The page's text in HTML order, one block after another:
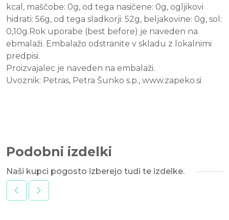
kcal, maščobe: 0g, od tega nasičene: 0g, ogljikovi
hidrati: 56g, od tega sladkorji: 52g, beljakovine: 0g, sol:
0,10g.Rok uporabe (best before) je naveden na
ebmalaži. Embalažo odstranite v skladu z lokalnimi
predpisi.
Proizvajalec je naveden na embalaži.
Uvoznik: Petras, Petra Šunko s.p., www.zapeko.si
Podobni izdelki
Naši kupci pogosto izberejo tudi te izdelke.